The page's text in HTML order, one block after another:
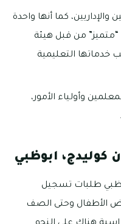
كما أنها واحدة
من قبل هيئة
خدماتها التعليمية
وأولياء الأمور،
ابوظبي
طلبات تسجيل
الأطفال وحتى الصف